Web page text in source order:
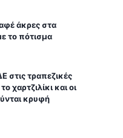
άκρες στα
το πότισμα
στις τραπεζικές
χαρτζιλίκι και οι
κρυφή